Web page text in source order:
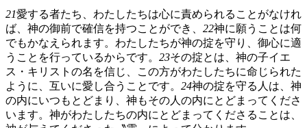
21愛する者たち、わたしたちは心に責められることがなけれ
ば、神の御前で確信を持つことができ、 22神に願うことは何
でもかなえられます。わたしたちが神の掟を守り、御心に適
うことを行っているからです。 23その掟とは、神の子イエ
ス・キリストの名を信じ、この方がわたしたちに命じられた
ように、互いに愛し合うことです。 24神の掟を守る人は、神
の内にいつもとどまり、神もその人の内にとどまってくださ
います。神がわたしたちの内にとどまってくださることは、